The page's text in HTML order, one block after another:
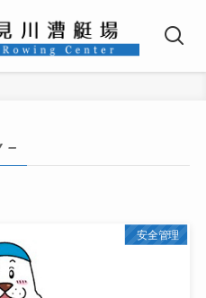
–
安全管理